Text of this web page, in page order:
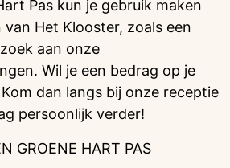
Pas kun je gebruik maken
van Het Klooster, zoals een
aan onze
Wil je een bedrag op je
dan langs bij onze receptie
persoonlijk verder!
GROENE HART PAS